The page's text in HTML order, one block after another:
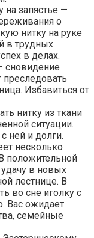
на запястье —
о
нитку на руке
в трудных
в делах.
сновидение
преследовать
Избавиться от
нитку из ткани
ситуации.
ней и долги.
несколько
положительной
в новых
лестнице. В
во сне иголку с
Вас ожидает
семейные